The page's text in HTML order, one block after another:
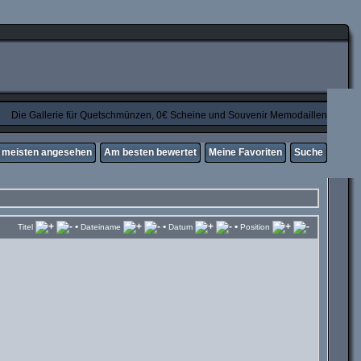
Die Gallerie für Quetschmünzen, 0€ Scheine und Souvenir Memodaillen
angesehen Am besten bewertet Meine Favoriten Suche
Titel • Dateiname • Datum • Position